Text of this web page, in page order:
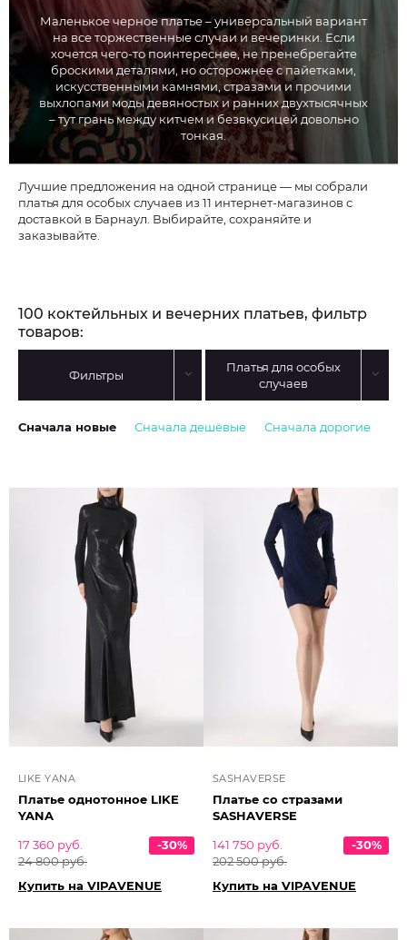
Маленькое черное платье – универсальный вариант
на все торжественные случаи и вечеринки. Если
хочется чего-то поинтереснее, не пренебрегайте
броскими деталями, но осторожнее с пайетками,
искусственными камнями, стразами и прочими
выхлопами моды девяностых и ранних двухтысячных
– тут грань между китчем и безвкусицей довольно
тонкая.
Лучшие предложения на одной странице — мы собрали
платья для особых случаев из 11 интернет-магазинов с
доставкой в Барнаул. Выбирайте, сохраняйте и
заказывайте.
100 коктейльных и вечерних платьев, фильтр
товаров:
Фильтры
Платья для особых
случаев
Сначала новые Сначала дешёвые Сначала дорогие
LIKE YANA
Платье однотонное LIKE
YANA
17 360 руб.
24 800 руб.
-30%
Купить на VIPAVENUE
SASHAVERSE
Платье со стразами
SASHAVERSE
141 750 руб.
202 500 руб.
-30%
Купить на VIPAVENUE